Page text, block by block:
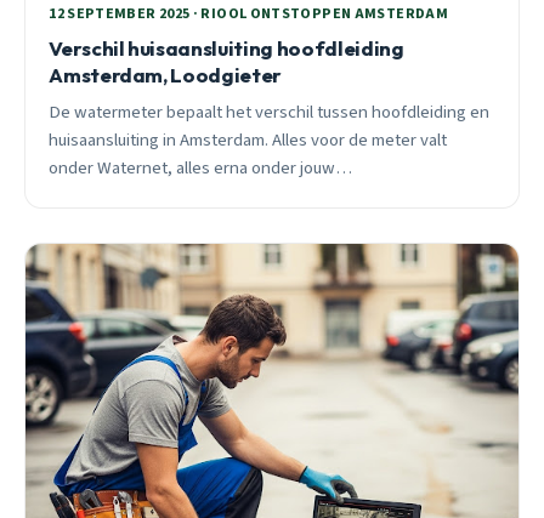
12 SEPTEMBER 2025 · RIOOL ONTSTOPPEN AMSTERDAM
Verschil huisaansluiting hoofdleiding
Amsterdam, Loodgieter
De watermeter bepaalt het verschil tussen hoofdleiding en
huisaansluiting in Amsterdam. Alles voor de meter valt
onder Waternet, alles erna onder jouw